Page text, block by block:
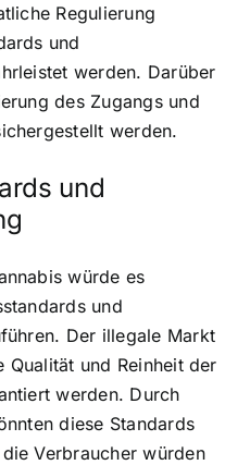
Regulierung
und
werden. Darüber
des Zugangs und
werden.
und
würde es
und
Der illegale Markt
und Reinheit der
werden. Durch
diese Standards
Verbraucher würden